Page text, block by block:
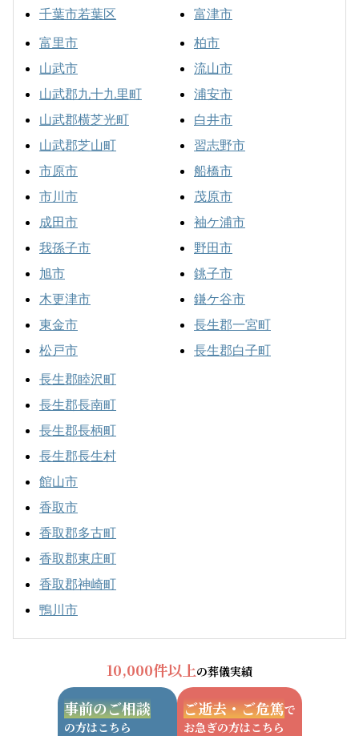
千葉市若葉区
富津市
富里市
山武市
山武郡九十九里町
山武郡横芝光町
山武郡芝山町
市原市
市川市
成田市
我孫子市
旭市
木更津市
東金市
松戸市
柏市
流山市
浦安市
白井市
習志野市
船橋市
茂原市
袖ケ浦市
野田市
銚子市
鎌ケ谷市
長生郡一宮町
長生郡白子町
長生郡睦沢町
長生郡長南町
長生郡長柄町
長生郡長生村
館山市
香取市
香取郡多古町
香取郡東庄町
香取郡神崎町
鴨川市
10,000件以上の葬儀実績
事前のご相談
の方はこちら
ご逝去・ご危篤で
お急ぎの方はこちら